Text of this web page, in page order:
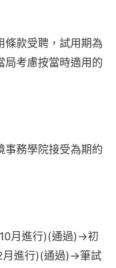
條款受聘，試用期為
局考慮按當時適用的
事務學院接受為期約
月進行)(通過)→初
月進行)(通過)→筆試